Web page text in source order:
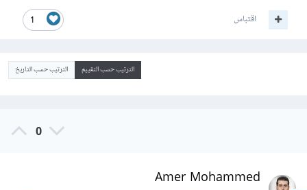
1 اقتباس
الترتيب حسب التقييم الترتيب حسب التاريخ
0
Amer Mohammed